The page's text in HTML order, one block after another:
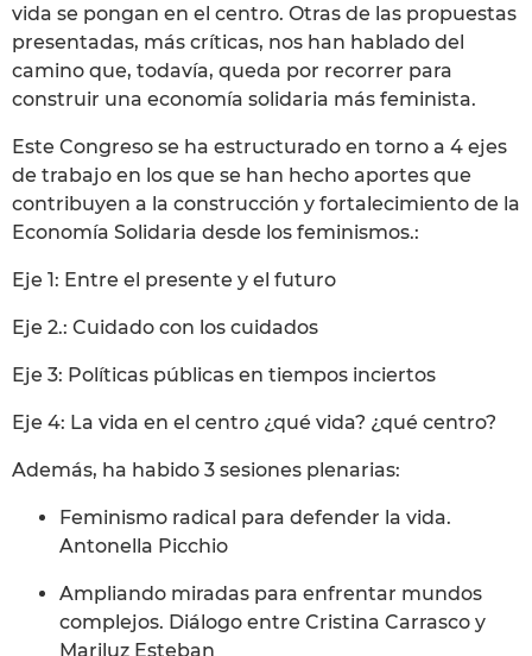
vida se pongan en el centro. Otras de las propuestas
presentadas, más críticas, nos han hablado del
camino que, todavía, queda por recorrer para
construir una economía solidaria más feminista.
Este Congreso se ha estructurado en torno a 4 ejes
de trabajo en los que se han hecho aportes que
contribuyen a la construcción y fortalecimiento de la
Economía Solidaria desde los feminismos.:
Eje 1: Entre el presente y el futuro
Eje 2.: Cuidado con los cuidados
Eje 3: Políticas públicas en tiempos inciertos
Eje 4: La vida en el centro ¿qué vida? ¿qué centro?
Además, ha habido 3 sesiones plenarias:
Feminismo radical para defender la vida.
Antonella Picchio
Ampliando miradas para enfrentar mundos
complejos. Diálogo entre Cristina Carrasco y
Mariluz Esteban